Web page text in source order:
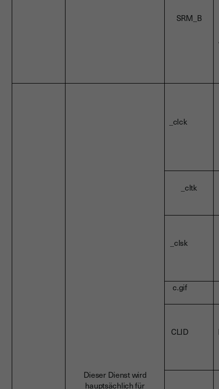
SRM_B
Dieser Dienst wird
hauptsächlich für
_clck
_cltk
_clsk
c.gif
CLID